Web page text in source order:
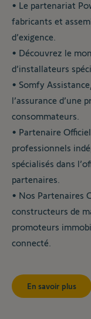
• Le partenariat
fabricants et
d’exigence.
• Découvrez le
d’installateurs
• Somfy
l’assurance d’une
consommateurs.
• Partenaire
professionnels
spécialisés dans
partenaires.
• Nos Partenaires
constructeurs de
promoteurs
En savoir plus